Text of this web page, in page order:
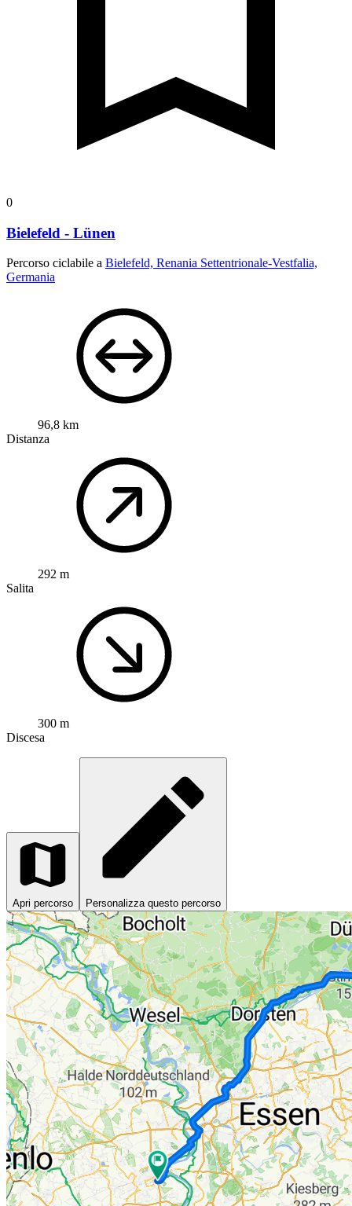
0
Bielefeld - Lünen
Percorso ciclabile a Bielefeld, Renania Settentrionale-Vestfalia,
Germania
96,8 km
Distanza
292 m
Salita
300 m
Discesa
Apri percorso Personalizza questo percorso